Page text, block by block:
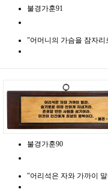
불경가훈91
"어머니의 가슴을 잠자
불경가훈90
"어리석은 자와 가까이